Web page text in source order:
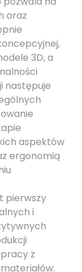
oraz
3D, a
następuje
aspektów
ergonomią
pierwszy
i
z